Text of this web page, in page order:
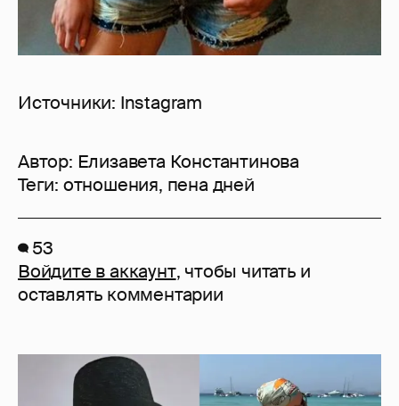
Источники: Instagram
Автор: Елизавета Константинова
Теги: отношения, пена дней
53
Войдите в аккаунт, чтобы читать и
оставлять комментарии